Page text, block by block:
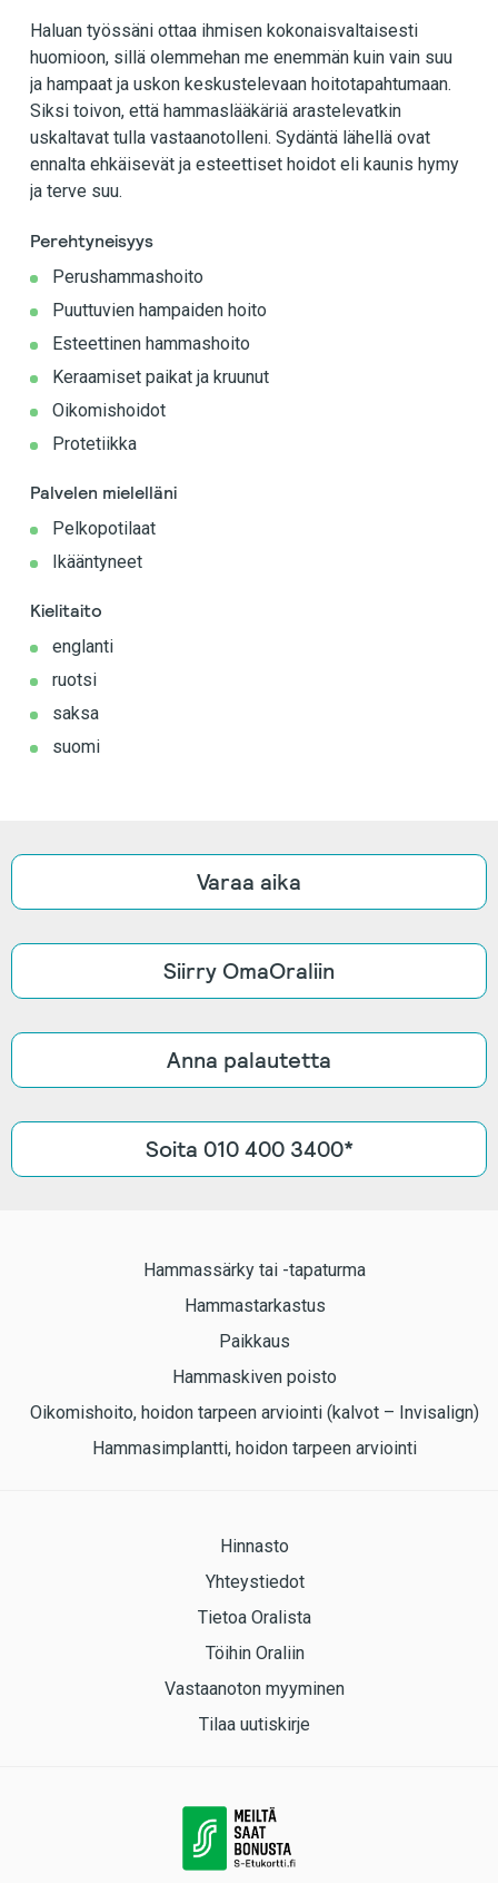
Haluan työssäni ottaa ihmisen kokonaisvaltaisesti
huomioon, sillä olemmehan me enemmän kuin vain suu
ja hampaat ja uskon keskustelevaan hoitotapahtumaan.
Siksi toivon, että hammaslääkäriä arastelevatkin
uskaltavat tulla vastaanotolleni. Sydäntä lähellä ovat
ennalta ehkäisevät ja esteettiset hoidot eli kaunis hymy
ja terve suu.
Perehtyneisyys
Perushammashoito
Puuttuvien hampaiden hoito
Esteettinen hammashoito
Keraamiset paikat ja kruunut
Oikomishoidot
Protetiikka
Palvelen mielelläni
Pelkopotilaat
Ikääntyneet
Kielitaito
englanti
ruotsi
saksa
suomi
Varaa aika
Siirry OmaOraliin
Anna palautetta
Soita 010 400 3400*
Hammassärky tai -tapaturma
Hammastarkastus
Paikkaus
Hammaskiven poisto
Oikomishoito, hoidon tarpeen arviointi (kalvot – Invisalign)
Hammasimplantti, hoidon tarpeen arviointi
Hinnasto
Yhteystiedot
Tietoa Oralista
Töihin Oraliin
Vastaanoton myyminen
Tilaa uutiskirje